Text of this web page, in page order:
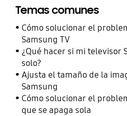
Temas comunes
Cómo solucionar el
Samsung TV
¿Qué hacer si mi televisor
solo?
Ajusta el tamaño de la
Samsung
Cómo solucionar el
que se apaga sola